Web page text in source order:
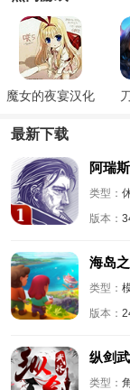
魔女的夜宴汉化
最新下载
阿瑞
类型：
版本：
海岛
类型：
版本：
纵剑
类型：